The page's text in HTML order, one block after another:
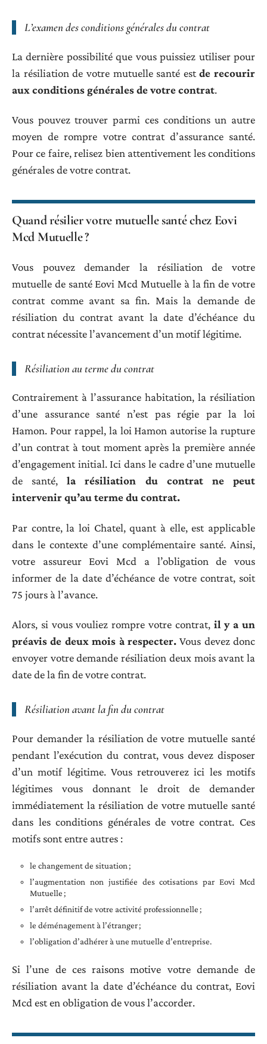
L’examen des conditions générales du contrat
La dernière possibilité que vous puissiez utiliser pour
la résiliation de votre mutuelle santé estde recourir
aux conditions générales de votre contrat.
Vous pouvez trouver parmi ces conditions un autre
moyen de rompre votre contrat d’assurance santé.
Pour ce faire, relisez bien attentivement les conditions
générales de votre contrat.
Quand résilier votre mutuelle santé chez Eovi
Mcd Mutuelle ?
Vous pouvez demander la résiliation de votre
mutuelle de santé Eovi Mcd Mutuelle à la fin de votre
contrat comme avant sa fin. Mais la demande de
résiliation du contrat avant la date d’échéance du
contrat nécessite l’avancement d’un motif légitime.
Résiliation au terme du contrat
Contrairement à l’assurance habitation, la résiliation
d’une assurance santé n’est pas régie par la loi
Hamon. Pour rappel, la loi Hamon autorise la rupture
d’un contrat à tout moment après la première année
d’engagement initial. Ici dans le cadre d’une mutuelle
de santé,la résiliation du contrat ne peut
intervenir qu’au terme du contrat.
Par contre, la loi Chatel, quant à elle, est applicable
dans le contexte d’une complémentaire santé. Ainsi,
votre assureur Eovi Mcd a l’obligation de vous
informer de la date d’échéance de votre contrat, soit
75 jours à l’avance.
Alors, si vous vouliez rompre votre contrat, il y a un
préavis de deux mois à respecter.Vous devez donc
envoyer votre demande résiliation deux mois avant la
date de la fin de votre contrat.
Résiliation avant la fin du contrat
Pour demander la résiliation de votre mutuelle santé
pendant l’exécution du contrat, vous devez disposer
d’un motif légitime. Vous retrouverez ici les motifs
légitimes vous donnant le droit de demander
immédiatement la résiliation de votre mutuelle santé
dans les conditions générales de votre contrat. Ces
motifs sont entre autres :
le changement de situation ;
l’augmentation non justifiée des cotisations par Eovi Mcd
Mutuelle ;
l’arrêt définitif de votre activité professionnelle ;
le déménagement à l’étranger ;
l’obligation d’adhérer à une mutuelle d’entreprise.
Si l’une de ces raisons motive votre demande de
résiliation avant la date d’échéance du contrat, Eovi
Mcd est en obligation de vous l’accorder.